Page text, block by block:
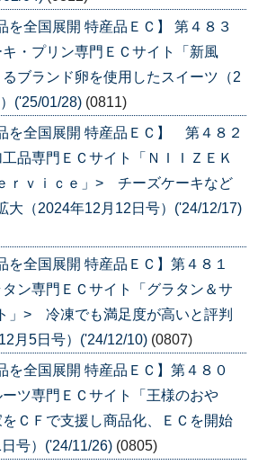
を全国展開 特産品ＥＣ】 第４８３
・プリン専門ＥＣサイト「新風
ブランド卵を使用したスイーツ（2
('25/01/28) (0811)
を全国展開 特産品ＥＣ】 第４８２
品専門ＥＣサイト「ＮＩＩＺＥＫ
ｒｖｉｃｅ」> チーズケーキなど
大（2024年12月12日号）('24/12/17)
を全国展開 特産品ＥＣ】第４８１
ン専門ＥＣサイト「グラタン＆サ
」> 冷凍でも満足度が高いと評判
月5日号）('24/12/10) (0807)
を全国展開 特産品ＥＣ】第４８０
ツ専門ＥＣサイト「王様のおや
ＣＦで支援し商品化、ＥＣを開始
号）('24/11/26) (0805)